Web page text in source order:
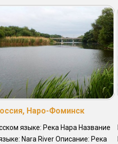
Наро-Фоминск
языке: Река Нара Название
Nara River Описание: Река